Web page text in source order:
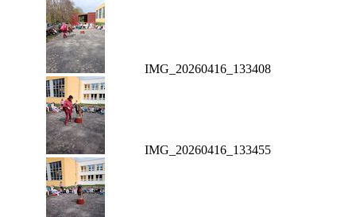
IMG_20260416_133408
IMG_20260416_133455